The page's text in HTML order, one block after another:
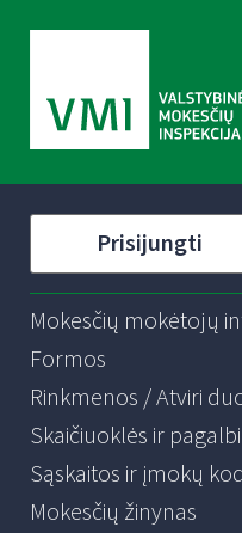
Prisijungti
Mokesčių mokėtojų
Formos
Rinkmenos / Atviri
Skaičiuoklės ir
Sąskaitos ir įmokų
Mokesčių žinynas